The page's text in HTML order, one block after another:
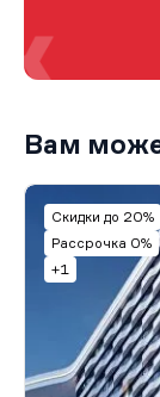
Вам
Скидки до 20%
Рассрочка 0%
+1